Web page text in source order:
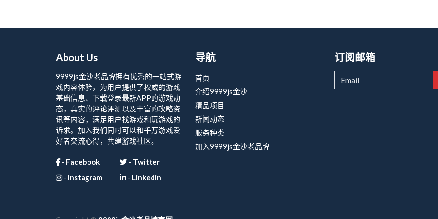
About Us
9999js金沙老品牌拥有优秀的一站式游
戏内容体验，为用户提供了权威的游戏
基础信息、下载登录最新APP的游戏动
态，真实的评论评测以及丰富的攻略资
讯等内容，满足用户找游戏和玩游戏的
诉求。加入我们同时可以和千万游戏爱
好者交流心得，共建游戏社区。
- Facebook - Twitter
- Instagram - Linkedin
导航
首页
介绍9999js金沙
精品项目
新闻动态
服务种类
加入9999js金沙老品牌
订阅邮箱